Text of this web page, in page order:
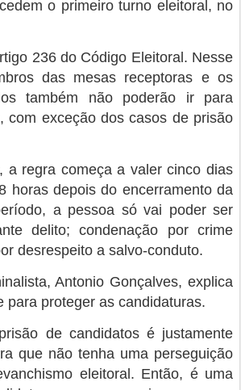
o primeiro turno eleitoral, no
236 do Código Eleitoral. Nesse
das mesas receptoras e os
também não poderão ir para
com exceção dos casos de prisão
a regra começa a valer cinco dias
horas depois do encerramento da
a pessoa só vai poder ser
delito; condenação por crime
desrespeito a salvo-conduto.
Antonio Gonçalves, explica
para proteger as candidaturas.
de candidatos é justamente
que não tenha uma perseguição
eleitoral. Então, é uma